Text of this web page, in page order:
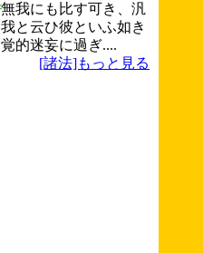
無我にも比す可き、汎
と云ひ彼といふ如き
的迷妄に過ぎ....
[諸法]もっと見る